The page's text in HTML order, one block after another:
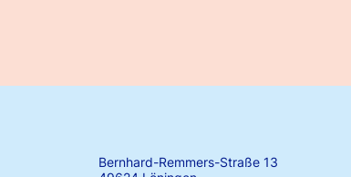
Bernhard-Remmers-Straße 13